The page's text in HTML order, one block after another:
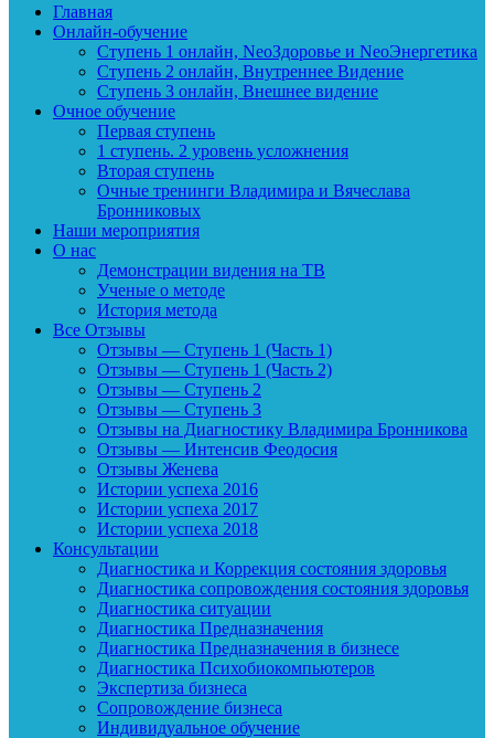
Главная
Онлайн-обучение
Ступень 1 онлайн, NeoЗдоровье и NeoЭнергетика
Ступень 2 онлайн, Внутреннее Видение
Ступень 3 онлайн, Внешнее видение
Очное обучение
Первая ступень
1 ступень. 2 уровень усложнения
Вторая ступень
Очные тренинги Владимира и Вячеслава
Бронниковых
Наши мероприятия
О нас
Демонстрации видения на ТВ
Ученые о методе
История метода
Все Отзывы
Отзывы — Ступень 1 (Часть 1)
Отзывы — Ступень 1 (Часть 2)
Отзывы — Ступень 2
Отзывы — Ступень 3
Отзывы на Диагностику Владимира Бронникова
Отзывы — Интенсив Феодосия
Отзывы Женева
Истории успеха 2016
Истории успеха 2017
Истории успеха 2018
Консультации
Диагностика и Коррекция состояния здоровья
Диагностика сопровождения состояния здоровья
Диагностика ситуации
Диагностика Предназначения
Диагностика Предназначения в бизнесе
Диагностика Психобиокомпьютеров
Экспертиза бизнеса
Сопровождение бизнеса
Индивидуальное обучение